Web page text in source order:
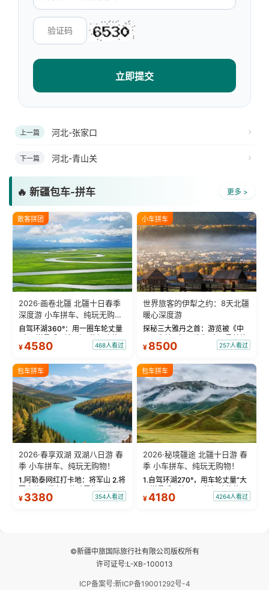
立即提交
上一篇 河北-张家口
下一篇 河北-青山关
🔥 新疆包车-拼车 更多 >
散客拼团
2026·画卷北疆 北疆十日春季
深度游 小车拼车、纯玩无购
物！
自驾环湖360°：用一圈车轮丈量
“大西洋最后一滴眼泪”的极致蔚
蓝。 赛湖旅拍：甄选多款风格服
绝美瞬间。 赛湖坦克300跟车视
频：专业摄影师...
¥4580 468人看过
小车拼车
世界旅客的伊犁之约：8天北疆
暖心深度游
探秘三大雅丹之首：游览被《中
国国家地理》评选为“中国最美的
三大雅丹”第一名的克拉玛依魔鬼
瓦人最大村落——禾木村，欣赏
晨雾与小木...
¥ 8500 257人看过
包车拼车
2026·春享双湖 双湖八日游 春
季 小车拼车、纯玩无购物！
1.阿勒泰网红打卡地：将军山 2.将
军山落日缆车，体验雪都风光 3.
将军山，夕阳派对，蹦迪party 4.
¥ 3380 354人看过
包车拼车
2026·秘境疆途 北疆十日游 春
季 小车拼车、纯玩无购物！
1.自驾环湖270°，用车轮丈量“大
西洋最后一滴眼泪”的极致蔚蓝，
让雪山、花海与深邃湖水在转弯
¥4180 4264人看过
©新疆中旅国际旅行社有限公司版权所有
许可证号:L-XB-100013
ICP备案号:新ICP备19001292号-4